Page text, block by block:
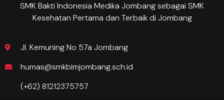
SMK Bakti Indonesia Medika Jombang sebagai SMK
Kesehatan Pertama dan Terbaik di Jombang
Jl. Kemuning No 57a Jombang
humas@smkbimjombang.sch.id
(+62) 81212375757